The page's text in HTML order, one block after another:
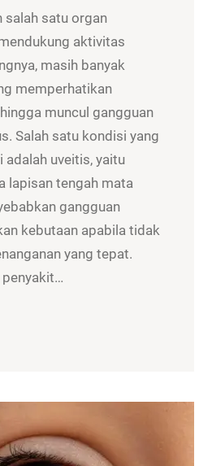
salah satu organ
aktivitas
masih banyak
memperhatikan
muncul gangguan
Salah satu kondisi yang
adalah uveitis, yaitu
lapisan tengah mata
gangguan
kebutaan apabila tidak
yang tepat.